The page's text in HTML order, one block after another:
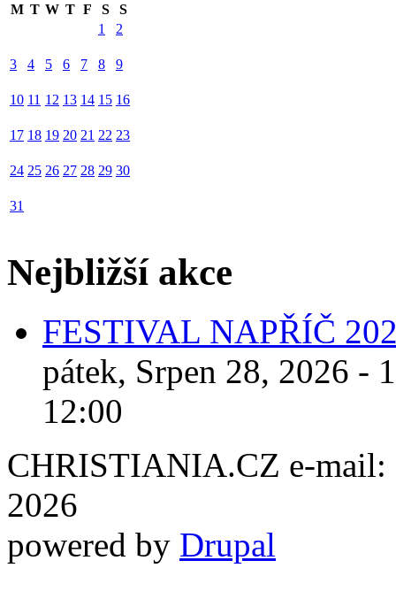
M T W T F S
S
1
2
3 4 5 6 7 8 9
10 11 12 13 14 15 16
17 18 19 20 21 22 23
24 25 26 27 28 29 30
31
Nejbližší akce
FESTIVAL NAPŘÍČ
pátek, Srpen 28, 2026 -
12:00
CHRISTIANIA.CZ e-mail:
2026
powered by Drupal